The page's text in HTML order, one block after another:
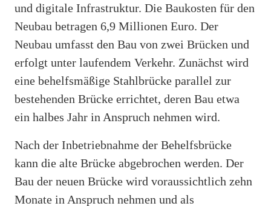
und digitale Infrastruktur. Die Baukosten für den
Neubau betragen 6,9 Millionen Euro. Der
Neubau umfasst den Bau von zwei Brücken und
erfolgt unter laufendem Verkehr. Zunächst wird
eine behelfsmäßige Stahlbrücke parallel zur
bestehenden Brücke errichtet, deren Bau etwa
ein halbes Jahr in Anspruch nehmen wird.
Nach der Inbetriebnahme der Behelfsbrücke
kann die alte Brücke abgebrochen werden. Der
Bau der neuen Brücke wird voraussichtlich zehn
Monate in Anspruch nehmen und als